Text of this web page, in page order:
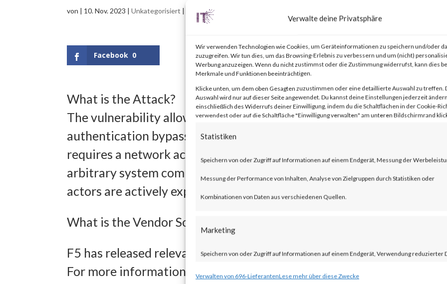
Verwalte deine Privatsphäre
Wir verwenden Technologien wie Cookies, um Geräteinformationen zu speichern und/oder
zuzugreifen. Wir tun dies, um das Browsing-Erlebnis zu verbessern und um (nicht)
Werbung anzuzeigen. Wenn du nicht zustimmst oder die Zustimmung widerrufst, kann dies
Merkmale und Funktionen beeinträchtigen.
Klicke unten, um dem oben Gesagten zuzustimmen oder eine detaillierte Auswahl zu treffen.
Auswahl wird nur auf dieser Seite angewendet. Du kannst deine Einstellungen jederzeit
einschließlich des Widerrufs deiner Einwilligung, indem du die Schaltflächen in der Cookie-
verwendest oder auf die Schaltfläche "Einwilligung verwalten" am unteren Bildschirmrand
Statistiken
Speichern von oder Zugriff auf Informationen auf einem Endgerät, Messung der
Messung der Performance von Inhalten, Analyse von Zielgruppen durch Statistiken oder
Kombinationen von Daten aus verschiedenen Quellen.
Marketing
Speichern von oder Zugriff auf Informationen auf einem Endgerät, Verwendung reduzierter
zur Auswahl von Werbeanzeigen, Erstellung von Profilen für personalisierte Werbung,
Verwalten von 696-LieferantenLese mehr über diese Zwecke
von | 10. Nov. 2023 |Unkategorisiert | 0 Kommentare
Facebook 0
What is the Attack?
The vulnerability allows an unauthenticated attacker to exploit an
authentication bypass vulnerability in F5 BIG-IP system. The exploit
requires a network access through the management port to execute
arbitrary system commands. F5 has warned their customers that
actors are actively exploiting the vulnerability.
What is the Vendor Solution?
F5 has released relevant firmware updates for the affected products.
For more information, visit here.